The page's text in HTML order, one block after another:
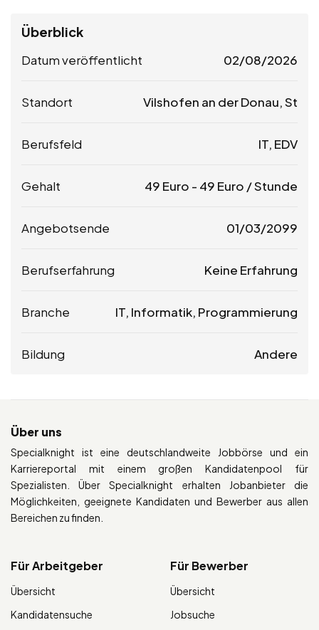
Überblick
Datum veröffentlicht 02/08/2026
Standort Vilshofen an der Donau, St
Berufsfeld IT, EDV
Gehalt 49 Euro - 49 Euro / Stunde
Angebotsende 01/03/2099
Berufserfahrung Keine Erfahrung
Branche IT, Informatik, Programmierung
Bildung Andere
Über uns
Specialknight ist eine deutschlandweite Jobbörse und ein
Karriereportal mit einem großen Kandidatenpool für
Spezialisten. Über Specialknight erhalten Jobanbieter die
Möglichkeiten, geeignete Kandidaten und Bewerber aus allen
Bereichen zu finden.
Für Arbeitgeber
Übersicht
Kandidatensuche
Für Bewerber
Übersicht
Jobsuche